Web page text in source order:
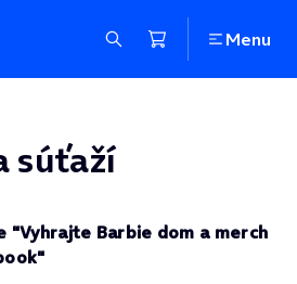
Menu
súťaží
"Vyhrajte Barbie dom a merch